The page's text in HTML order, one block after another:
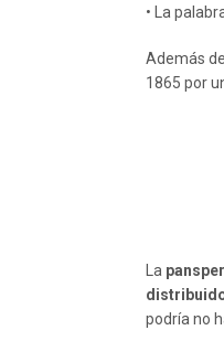
• La
Además
1865 por
La
podría no